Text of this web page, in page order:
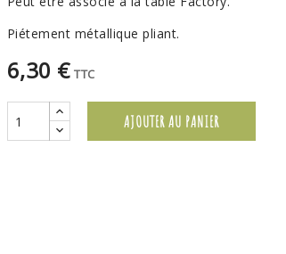
Piétement métallique pliant.
6,30 € TTC
AJOUTER AU PANIER